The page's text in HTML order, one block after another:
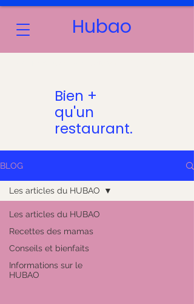
Hubao
Bien +
qu'un
restaurant.
BLOG
Les articles du HUBAO
Recettes des mamas
Conseils et bienfaits
Informations sur le
HUBAO
Les articles du HUBAO